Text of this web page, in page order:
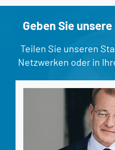
Geben Sie
Teilen Sie unseren
Netzwerken oder in